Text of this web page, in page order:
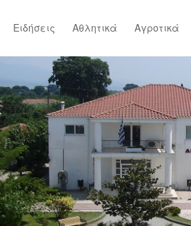
Ειδήσεις Αθλητικά Αγροτικά